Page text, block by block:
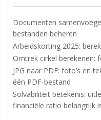
Documenten
bestanden beheren
Arbeidskorting 2025:
Omtrek cirkel berekenen:
JPG naar PDF: foto’s en
één PDF-bestand
Solvabiliteit betekenis:
financiële ratio belangrijk